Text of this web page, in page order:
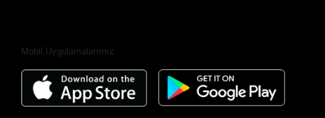
Mobil Uygulamalarımız